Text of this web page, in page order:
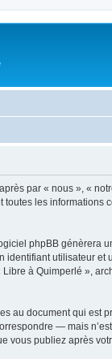
par « nous », «
les informations
phpBB génèrera
utilisateur
à Quimperlé »,
au document qui est
— mais
vous publiez après